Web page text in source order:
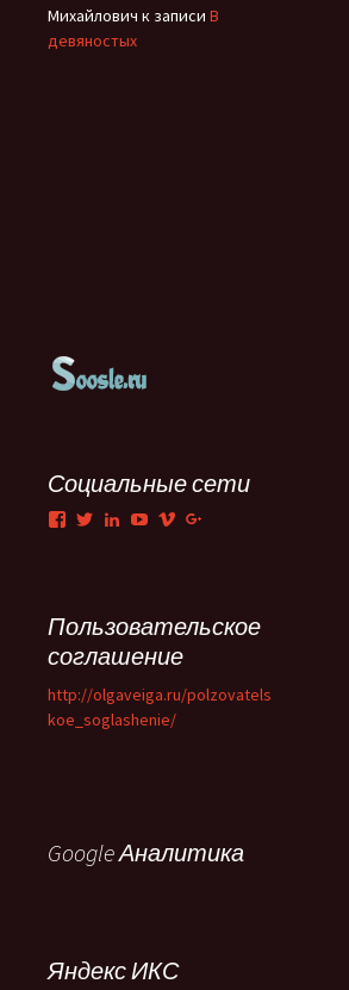
Михайлович к записи В
девяностых
Социальные сети
Facebook
TwitterLinkedIn
YouTube
Vimeo
Пользовательское
соглашение
http://olgaveiga.ru/polzovatels
koe_soglashenie/
Google Аналитика
Яндекс ИКС